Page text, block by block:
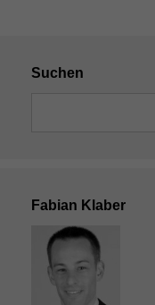
Suchen
Fabian Klaber